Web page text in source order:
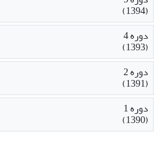
(1394)
دوره 4
(1393)
دوره 2
(1391)
دوره 1
(1390)